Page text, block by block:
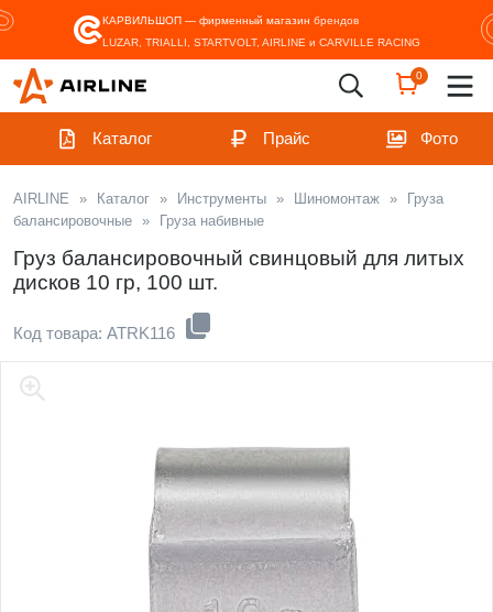
КАРВИЛЬШОП — фирменный магазин брендов
LUZAR, TRIALLI, STARTVOLT, AIRLINE и CARVILLE RACING
0
Каталог Прайс Фото
AIRLINE » Каталог » Инструменты » Шиномонтаж »
Груза
балансировочные » Груза набивные
Груз балансировочный свинцовый для литых
дисков 10 гр, 100 шт.
Код товара: ATRK116